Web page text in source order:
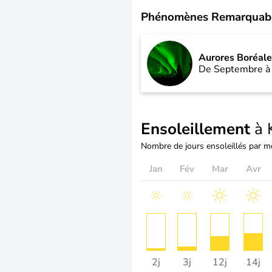
Phénomènes
Aurores
De Septembre
Ensoleillement à
Nombre de jours ensoleillés par
Jan Fév Mar Avr
2j 3j 12j 14j